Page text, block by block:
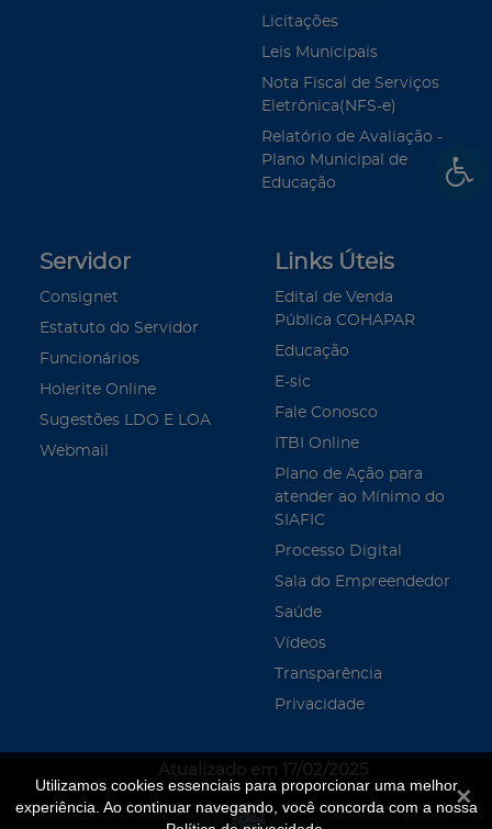
Utilizamos cookies essenciais para proporcionar uma melhor
experiência. Ao continuar navegando, você concorda com a nossa
Licitações
Leis Municipais
Nota Fiscal de Serviços
Eletrônica(NFS-e)
Relatório de Avaliação -
Plano Municipal de
Educação
Servidor
Consignet
Estatuto do Servidor
Funcionários
Holerite Online
Sugestões LDO E LOA
Webmail
Links Úteis
Edital de Venda
Pública COHAPAR
Educação
E-sic
Fale Conosco
ITBI Online
Plano de Ação para
atender ao Mínimo do
SIAFIC
Processo Digital
Sala do Empreendedor
Saúde
Vídeos
Transparência
Privacidade
Atualizado em 17/02/2025